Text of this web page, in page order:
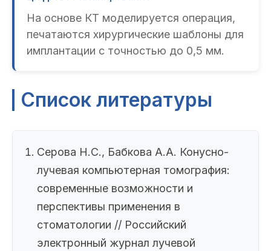
На основе КТ моделируется операция,
печатаются хирургические шаблоны для
имплантации с точностью до 0,5 мм.
Список литературы
Серова Н.С., Бабкова А.А. Конусно-
лучевая компьютерная томография:
современные возможности и
перспективы применения в
стоматологии // Российский
электронный журнал лучевой